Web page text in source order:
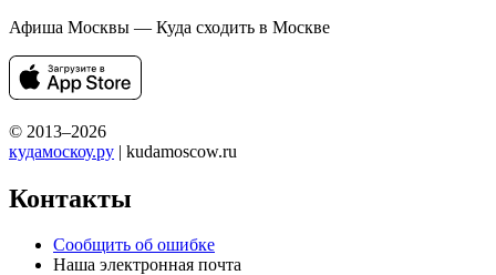
Афиша Москвы — Куда сходить в Москве
© 2013–2026
кудамоскоу.ру | kudamoscow.ru
Контакты
Сообщить об ошибке
Наша электронная почта